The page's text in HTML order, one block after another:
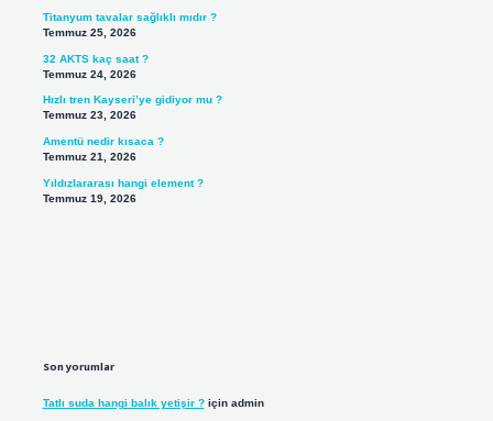
Titanyum tavalar sağlıklı mıdır ?
Temmuz 25, 2026
32 AKTS kaç saat ?
Temmuz 24, 2026
Hızlı tren Kayseri’ye gidiyor mu ?
Temmuz 23, 2026
Amentü nedir kısaca ?
Temmuz 21, 2026
Yıldızlararası hangi element ?
Temmuz 19, 2026
Son yorumlar
Tatlı suda hangi balık yetişir ?için admin